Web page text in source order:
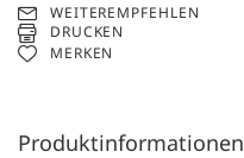
WEITEREMPFEHLEN
DRUCKEN
MERKEN
Produktinformationen